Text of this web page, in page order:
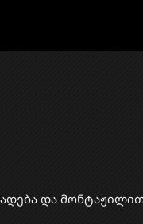
და მონტაჟი